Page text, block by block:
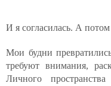
И я согласилась. А потом
Мои будни
требуют внимания,
Личного